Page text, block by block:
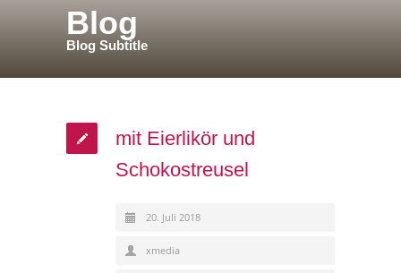
Blog
Blog Subtitle
mit Eierlikör und
Schokostreusel
20. Juli 2018
xmedia